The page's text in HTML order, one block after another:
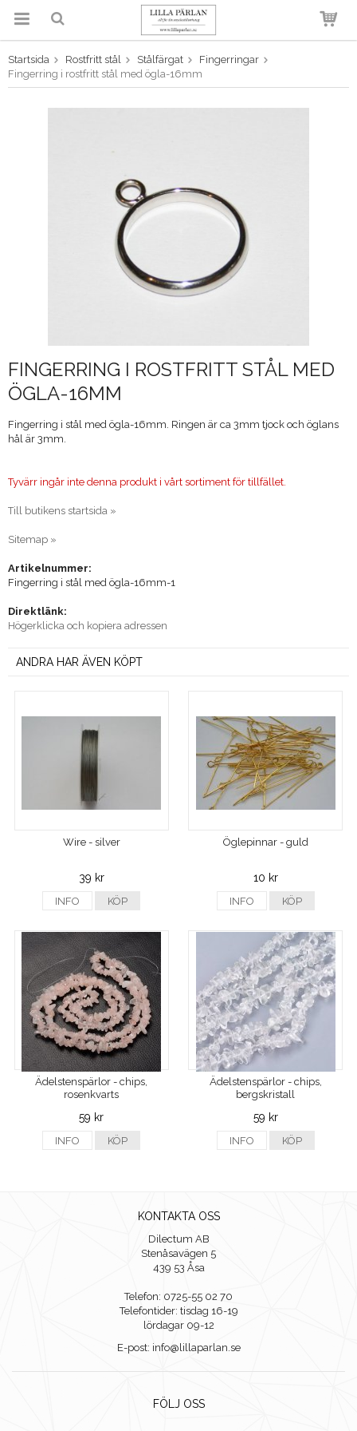
Produkten har blivit tillagd i
varukorgen
Startsida Rostfritt stål Stålfärgat
Fingerringar
Fingerring i rostfritt stål med ögla-16mm
FINGERRING I ROSTFRITT STÅL MED
ÖGLA-16MM
Fingerring i stål med ögla-16mm. Ringen är ca 3mm tjock och öglans
hål är 3mm.
Tyvärr ingår inte denna produkt i vårt sortiment för tillfället.
Till butikens startsida »
Sitemap »
Artikelnummer:
Fingerring i stål med ögla-16mm-1
Direktlänk:
Högerklicka och kopiera adressen
ANDRA HAR ÄVEN KÖPT
Wire - silver
39 kr
INFO KÖP
Öglepinnar - guld
10 kr
INFO KÖP
Ädelstenspärlor - chips,
rosenkvarts
59 kr
INFO KÖP
Ädelstenspärlor - chips,
bergskristall
59 kr
INFO KÖP
KONTAKTA OSS
Dilectum AB
Stenåsavägen 5
439 53 Åsa
Telefon: 0725-55 02 70
Telefontider: tisdag 16-19
lördagar 09-12
E-post: info@lillaparlan.se
FÖLJ OSS